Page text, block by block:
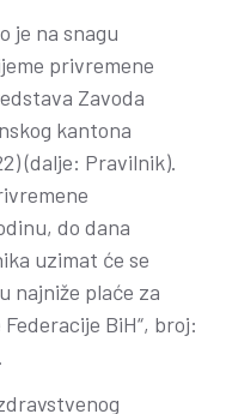
je na snagu
privremene
Zavoda
kantona
(dalje: Pravilnik).
do dana
uzimat će se
najniže plaće za
BiH“, broj: